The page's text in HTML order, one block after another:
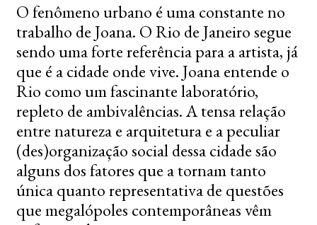
O fenômeno urbano é uma constante no
trabalho de Joana. O Rio de Janeiro segue
sendo uma forte referência para a artista, já
que é a cidade onde vive. Joana entende o
Rio como um fascinante laboratório,
repleto de ambivalências. A tensa relação
entre natureza e arquitetura e a peculiar
(des)organização social dessa cidade são
alguns dos fatores que a tornam tanto
única quanto representativa de questões
que megalópoles contemporâneas vêm